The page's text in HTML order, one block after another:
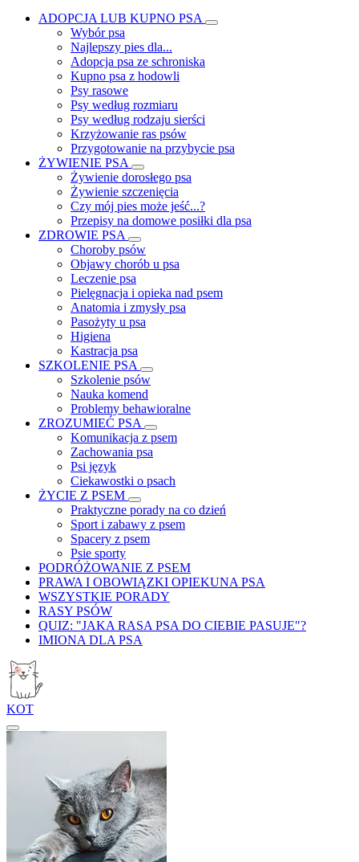
ADOPCJA LUB KUPNO PSA
Wybór psa
Najlepszy pies dla...
Adopcja psa ze schroniska
Kupno psa z hodowli
Psy rasowe
Psy według rozmiaru
Psy według rodzaju sierści
Krzyżowanie ras psów
Przygotowanie na przybycie psa
ŻYWIENIE PSA
Żywienie dorosłego psa
Żywienie szczenięcia
Czy mój pies może jeść...?
Przepisy na domowe posiłki dla psa
ZDROWIE PSA
Choroby psów
Objawy chorób u psa
Leczenie psa
Pielęgnacja i opieka nad psem
Anatomia i zmysły psa
Pasożyty u psa
Higiena
Kastracja psa
SZKOLENIE PSA
Szkolenie psów
Nauka komend
Problemy behawioralne
ZROZUMIEĆ PSA
Komunikacja z psem
Zachowania psa
Psi język
Ciekawostki o psach
ŻYCIE Z PSEM
Praktyczne porady na co dzień
Sport i zabawy z psem
Spacery z psem
Psie sporty
PODRÓŻOWANIE Z PSEM
PRAWA I OBOWIĄZKI OPIEKUNA PSA
WSZYSTKIE PORADY
RASY PSÓW
QUIZ: "JAKA RASA PSA DO CIEBIE PASUJE"?
IMIONA DLA PSA
KOT